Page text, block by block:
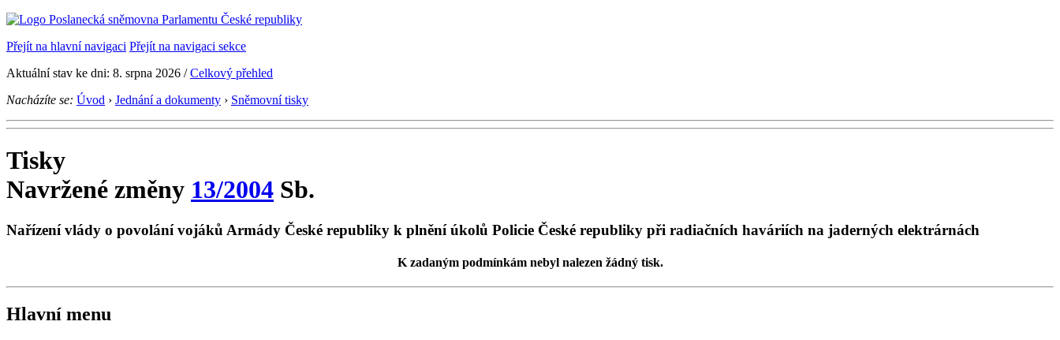
Přejít na hlavní navigaci Přejít na navigaci sekce
Aktuální stav ke dni: 8. srpna 2026 /Celkový přehled
Nacházíte se: Úvod › Jednání a dokumenty › Sněmovní tisky
Tisky
Navržené změny 13/2004 Sb.
Nařízení vlády o povolání vojáků Armády České republiky k plnění úkolů Policie České republiky při radiačních haváriích na jaderných elektrárnách
K zadaným podmínkám nebyl nalezen žádný tisk.
Hlavní menu